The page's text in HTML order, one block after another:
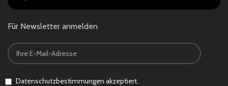
Für Newsletter anmelden
Datenschutzbestimmungen akzeptiert.